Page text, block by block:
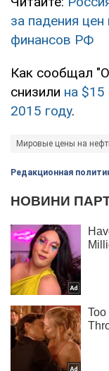
за падения
финансов РФ
Как сообщал
снизили на $15
2015 году.
Мировые цены на
Редакционная